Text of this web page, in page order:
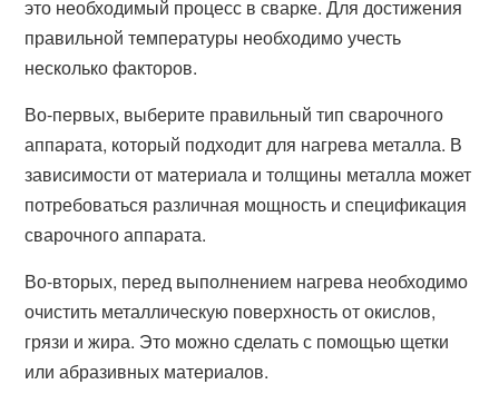
это необходимый процесс в сварке. Для достижения
правильной температуры необходимо учесть
несколько факторов.
Во-первых, выберите правильный тип сварочного
аппарата, который подходит для нагрева металла. В
зависимости от материала и толщины металла может
потребоваться различная мощность и спецификация
сварочного аппарата.
Во-вторых, перед выполнением нагрева необходимо
очистить металлическую поверхность от окислов,
грязи и жира. Это можно сделать с помощью щетки
или абразивных материалов.